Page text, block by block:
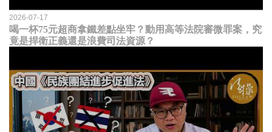
2026-07-17
喝一杯75元超商拿鐵差點坐牢？動用高等法院審微罪案，究
竟是捍衛正義還是浪費司法資源？